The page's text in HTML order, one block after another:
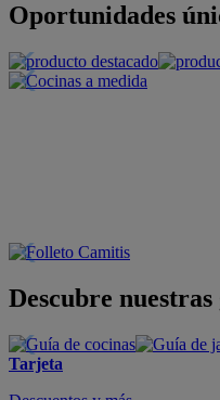
Oportunidades
Descubre nuestras
Tarjeta